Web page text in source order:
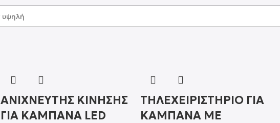
ΑΝΙΧΝΕΥΤΗΣ ΚΙΝΗΣΗΣ
ΓΙΑ ΚΑΜΠΑΝΑ LED
ΤΗΛΕΧΕΙΡIΣΤΗΡΙΟ ΓΙΑ
ΚΑΜΠΑΝΑ ΜΕ